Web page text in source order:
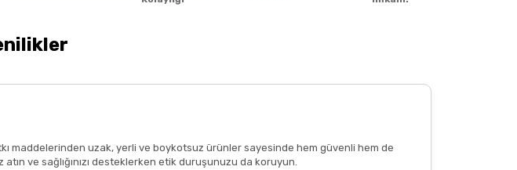
maddelerinden uzak, yerli ve boykotsuz ürünler sayesinde hem güvenli hem de
ve sağlığınızı desteklerken etik duruşunuzu da koruyun.